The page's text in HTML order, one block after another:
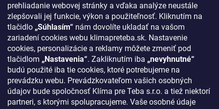
prehliadanie webovej stránky a vďaka analýze neustále
zlepšovali jej funkcie, výkon a použiteľnosť. Kliknutím na
tlačidlo „Súhlasím“ nám dovolíte ukladať na vašom
zariadení cookies webu klimapreteba.sk. Nastavenie
cookies, personalizácie a reklamy môžete zmeniť pod
tlačidlom „Nastavenia“. Zakliknutím iba „nevyhnutné“
budú použité iba tie cookies, ktoré potrebujeme na
prevádzku webu. Prevádzkovateľom vašich osobných
údajov bude spoločnosť Klíma pre Teba s.r.o. a tiež niektorí
partneri, s ktorými spolupracujeme. Vaše osobné údaje
Podmienky ochrany osobných údajov
Odstúpenie od zmluvy
Kontakty
KONTAKT
klima@klimapreteba.sk